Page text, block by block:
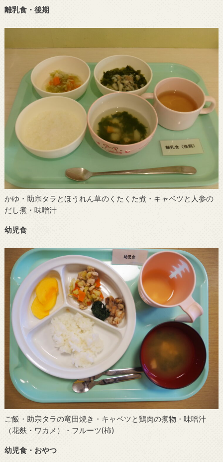
離乳食・後期
かゆ・助宗タラとほうれん草のくたくた煮・キャベツと人参の
だし煮・味噌汁
幼児食
ご飯・助宗タラの竜田焼き・キャベツと鶏肉の煮物・味噌汁
（花麩・ワカメ）・フルーツ(柿)
幼児食・おやつ